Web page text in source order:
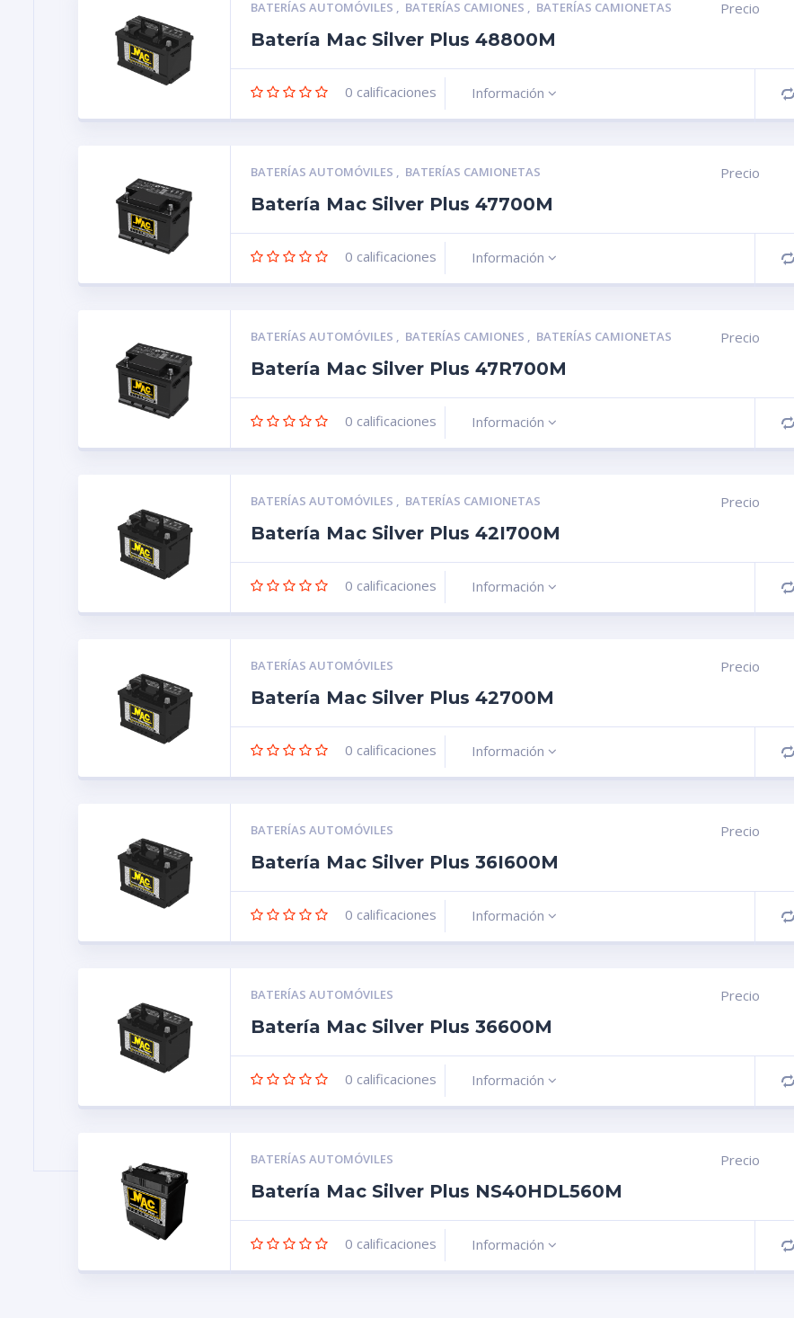
BATERÍAS AUTOMÓVILES , BATERÍAS CAMIONES , BATERÍAS CAMIONETAS
Batería Mac Silver Plus 48800M
Precio
0 calificaciones Información
BATERÍAS AUTOMÓVILES , BATERÍAS CAMIONETAS
Batería Mac Silver Plus 47700M
Precio
0 calificaciones Información
BATERÍAS AUTOMÓVILES , BATERÍAS CAMIONES , BATERÍAS CAMIONETAS
Batería Mac Silver Plus 47R700M
Precio
0 calificaciones Información
BATERÍAS AUTOMÓVILES , BATERÍAS CAMIONETAS
Batería Mac Silver Plus 42I700M
Precio
0 calificaciones Información
BATERÍAS AUTOMÓVILES
Batería Mac Silver Plus 42700M
Precio
0 calificaciones Información
BATERÍAS AUTOMÓVILES
Batería Mac Silver Plus 36I600M
Precio
0 calificaciones Información
BATERÍAS AUTOMÓVILES
Batería Mac Silver Plus 36600M
Precio
0 calificaciones Información
BATERÍAS AUTOMÓVILES
Batería Mac Silver Plus NS40HDL560M
Precio
0 calificaciones Información